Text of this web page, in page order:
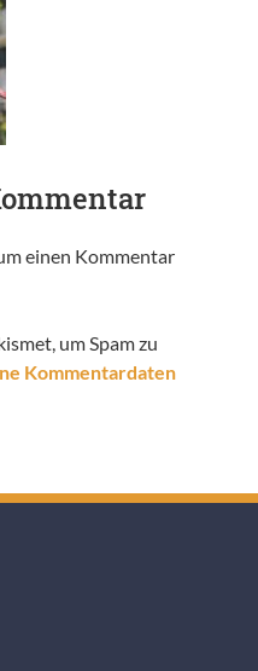
einen Kommentar
um Spam zu
Kommentardaten